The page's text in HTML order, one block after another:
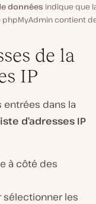
données indique que
phpMyAdmin contient
de la
IP
dans la
d’adresses IP
à côté des
sélectionner les